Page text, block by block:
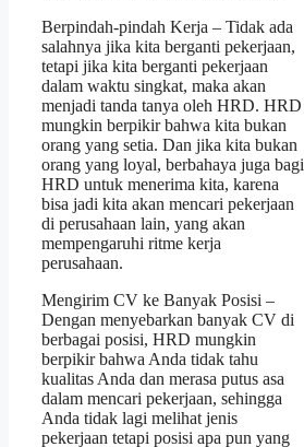
Berpindah-pindah Kerja – Tidak ada
salahnya jika kita berganti pekerjaan,
tetapi jika kita berganti pekerjaan
dalam waktu singkat, maka akan
menjadi tanda tanya oleh HRD. HRD
mungkin berpikir bahwa kita bukan
orang yang setia. Dan jika kita bukan
orang yang loyal, berbahaya juga bagi
HRD untuk menerima kita, karena
bisa jadi kita akan mencari pekerjaan
di perusahaan lain, yang akan
mempengaruhi ritme kerja
perusahaan.
Mengirim CV ke Banyak Posisi –
Dengan menyebarkan banyak CV di
berbagai posisi, HRD mungkin
berpikir bahwa Anda tidak tahu
kualitas Anda dan merasa putus asa
dalam mencari pekerjaan, sehingga
Anda tidak lagi melihat jenis
pekerjaan tetapi posisi apa pun yang